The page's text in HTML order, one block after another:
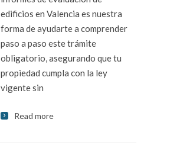
edificios en Valencia es nuestra
forma de ayudarte a comprender
paso a paso este trámite
obligatorio, asegurando que tu
propiedad cumpla con la ley
vigente sin
Read more